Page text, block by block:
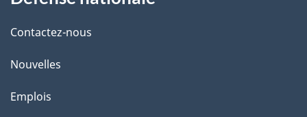
i
l
s
d
propos
de
ce
site
Contactez-nous
Nouvelles
Emplois